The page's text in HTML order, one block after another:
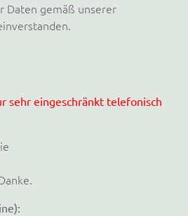
Daten gemäß unserer
sehr eingeschränkt telefonisch